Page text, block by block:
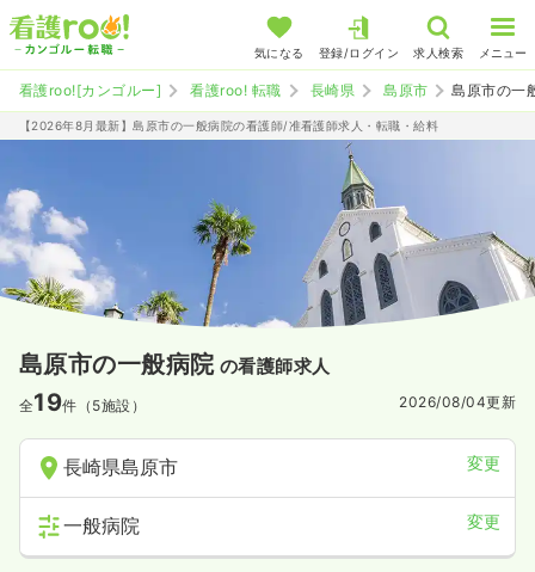
気になる 登録/ログイン 求人検索 メニュー
看護roo![カンゴルー] 看護roo! 転職 長崎県 島原市 島原市の一
【2026年8月最新】島原市の一般病院の看護師/准看護師求人・転職・給料
島原市の一般病院 の看護師求人
全19件（5施設） 2026/08/04更新
長崎県島原市 変更
一般病院 変更